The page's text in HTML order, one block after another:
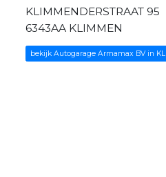
KLIMMENDERSTRAAT 95
6343AA KLIMMEN
bekijk Autogarage Armamax BV in